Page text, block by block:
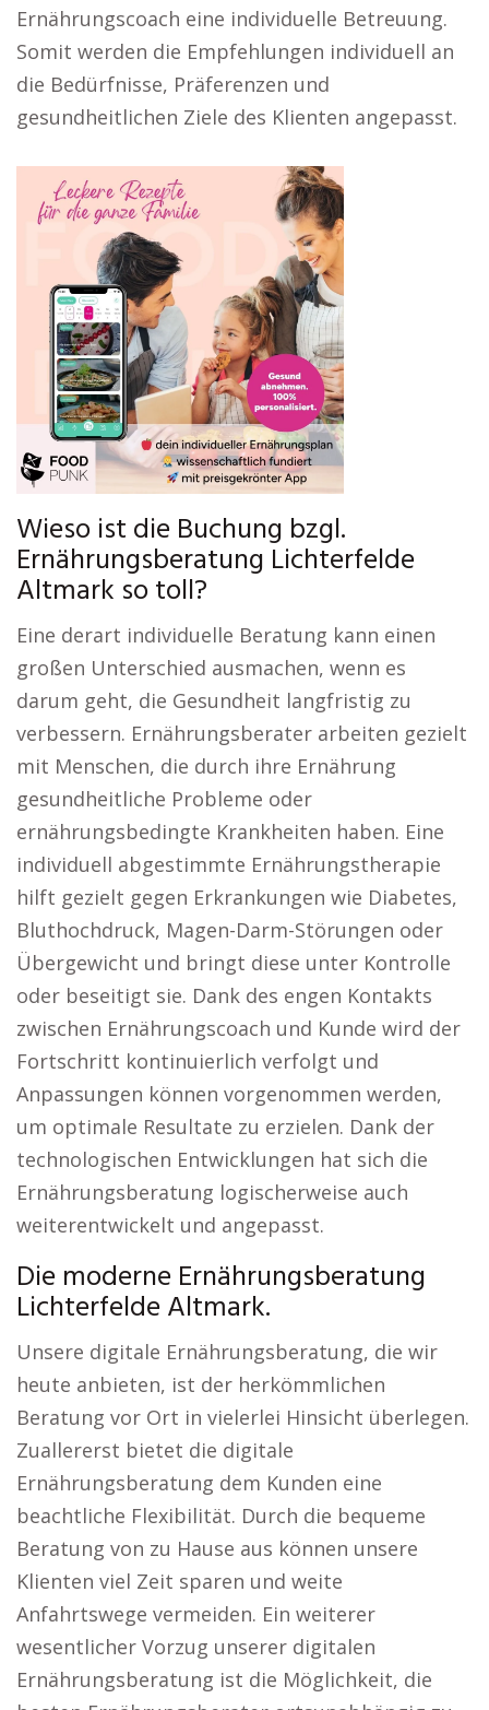
Ernährungscoach eine individuelle Betreuung.
Somit werden die Empfehlungen individuell an
die Bedürfnisse, Präferenzen und
gesundheitlichen Ziele des Klienten angepasst.
Wieso ist die Buchung bzgl.
Ernährungsberatung Lichterfelde
Altmark so toll?
Eine derart individuelle Beratung kann einen
großen Unterschied ausmachen, wenn es
darum geht, die Gesundheit langfristig zu
verbessern. Ernährungsberater arbeiten gezielt
mit Menschen, die durch ihre Ernährung
gesundheitliche Probleme oder
ernährungsbedingte Krankheiten haben. Eine
individuell abgestimmte Ernährungstherapie
hilft gezielt gegen Erkrankungen wie Diabetes,
Bluthochdruck, Magen-Darm-Störungen oder
Übergewicht und bringt diese unter Kontrolle
oder beseitigt sie. Dank des engen Kontakts
zwischen Ernährungscoach und Kunde wird der
Fortschritt kontinuierlich verfolgt und
Anpassungen können vorgenommen werden,
um optimale Resultate zu erzielen. Dank der
technologischen Entwicklungen hat sich die
Ernährungsberatung logischerweise auch
weiterentwickelt und angepasst.
Die moderne Ernährungsberatung
Lichterfelde Altmark.
Unsere digitale Ernährungsberatung, die wir
heute anbieten, ist der herkömmlichen
Beratung vor Ort in vielerlei Hinsicht überlegen.
Zuallererst bietet die digitale
Ernährungsberatung dem Kunden eine
beachtliche Flexibilität. Durch die bequeme
Beratung von zu Hause aus können unsere
Klienten viel Zeit sparen und weite
Anfahrtswege vermeiden. Ein weiterer
wesentlicher Vorzug unserer digitalen
Ernährungsberatung ist die Möglichkeit, die